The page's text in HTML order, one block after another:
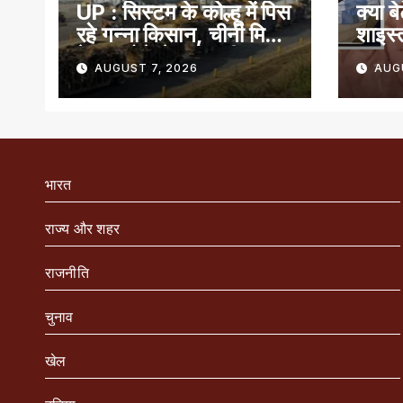
UP : सिस्टम के कोल्हू में पिस
रहे गन्ना किसान, चीनी मिलों
के बंद होने से बढ़ी मुसीबत
AUGUST 7, 2026
क्या
भारत
राज्य और शहर
राजनीति
चुनाव
खेल